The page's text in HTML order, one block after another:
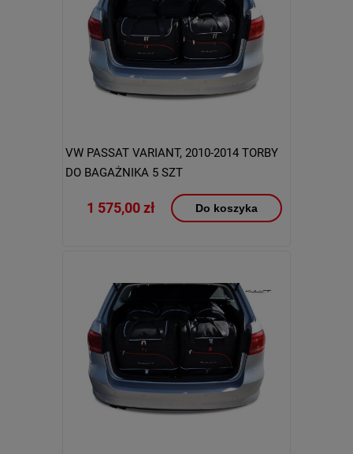
VW PASSAT VARIANT, 2010-2014 TORBY
DO BAGAŻNIKA 5 SZT
1 575,00 zł Do koszyka